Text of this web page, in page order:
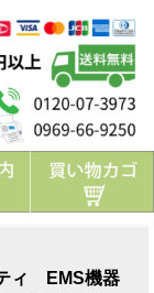
ティ EMS機器